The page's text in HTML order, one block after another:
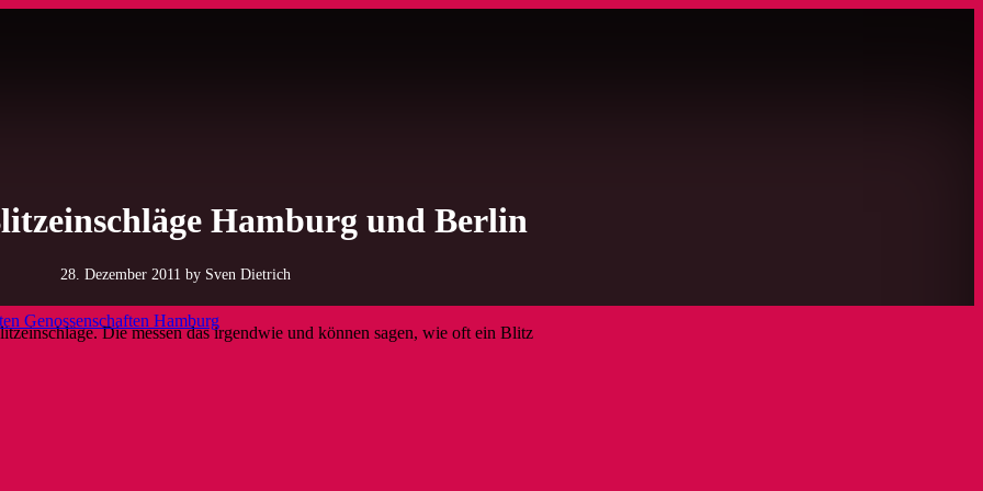
Genossenschaften Hamburg
Hamburg und Berlin
28. Dezember 2011 by Sven Dietrich
Die messen das irgendwie und können sagen, wie oft ein Blitz